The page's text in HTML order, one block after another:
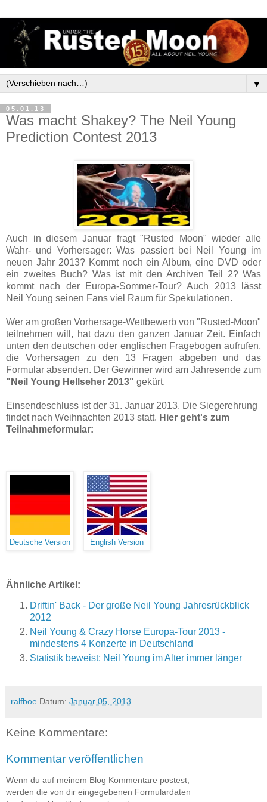
▼
05.01.13
Was macht Shakey? The Neil Young
Prediction Contest 2013
Auch in diesem Januar fragt "Rusted Moon" wieder alle
Wahr- und Vorhersager: Was passiert bei Neil Young im
neuen Jahr 2013? Kommt noch ein Album, eine DVD oder
ein zweites Buch? Was ist mit den Archiven Teil 2? Was
kommt nach der Europa-Sommer-Tour? Auch 2013 lässt
Neil Young seinen Fans viel Raum für Spekulationen.
Wer am großen Vorhersage-Wettbewerb von "Rusted-Moon"
teilnehmen will, hat dazu den ganzen Januar Zeit. Einfach
unten den deutschen oder englischen Fragebogen aufrufen,
die Vorhersagen zu den 13 Fragen abgeben und das
Formular absenden. Der Gewinner wird am Jahresende zum
"Neil Young Hellseher 2013" gekürt.
Einsendeschluss ist der 31. Januar 2013. Die Siegerehrung
findet nach Weihnachten 2013 statt. Hier geht's zum
Teilnahmeformular:
Deutsche Version English Version
Ähnliche Artikel:
Driftin' Back - Der große Neil Young Jahresrückblick
2012
Neil Young & Crazy Horse Europa-Tour 2013 -
mindestens 4 Konzerte in Deutschland
Statistik beweist: Neil Young im Alter immer länger
ralfboe Datum: Januar 05, 2013
Keine Kommentare:
Kommentar veröffentlichen
Wenn du auf meinem Blog Kommentare postest,
werden die von dir eingegebenen Formulardaten